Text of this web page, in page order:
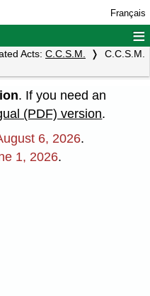
Français
≡
Acts: C.C.S.M.
C.C.S.M.
. If you need an
(PDF) version.
6, 2026.
1, 2026.